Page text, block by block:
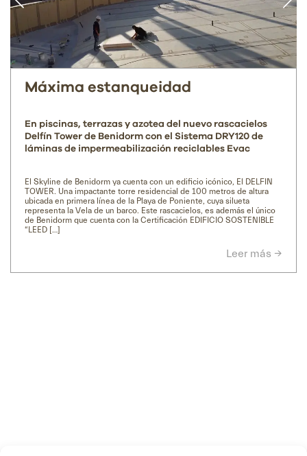
Máxima estanqueidad
En piscinas, terrazas y azotea del nuevo rascacielos
Delfín Tower de Benidorm con el Sistema DRY120 de
láminas de impermeabilización reciclables Evac
El Skyline de Benidorm ya cuenta con un edificio icónico, El DELFIN
TOWER. Una impactante torre residencial de 100 metros de altura
ubicada en primera línea de la Playa de Poniente, cuya silueta
representa la Vela de un barco. Este rascacielos, es además el único
de Benidorm que cuenta con la Certificación EDIFICIO SOSTENIBLE
“LEED […]
Leer más →